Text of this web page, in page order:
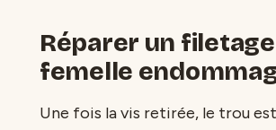
Réparer un filetage
femelle
Une fois la vis retirée, le trou